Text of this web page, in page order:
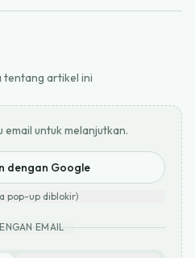
tentang artikel ini
untuk melanjutkan.
dengan Google
pop-up diblokir)
EMAIL